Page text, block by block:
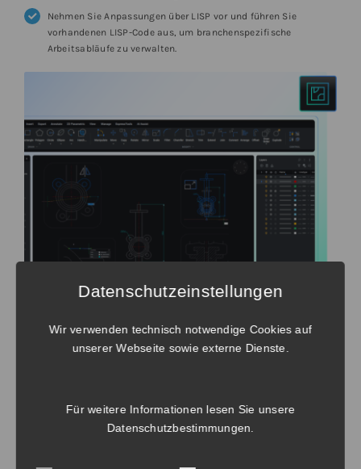
Nehmen Sie Anpassungen über LISP vor und führen Sie
vorhandenen LISP-Code aus, um branchenspezifische
Arbeitsabläufe zu verwalten.
BricsCAD® V26 Lite
Datenschutzeinstellungen
Wir verwenden technisch notwendige Cookies auf
unserer Webseite sowie externe Dienste.
Für weitere Informationen lesen Sie unsere
Datenschutzbestimmungen